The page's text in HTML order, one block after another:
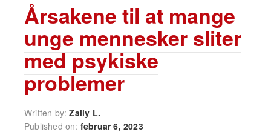
Årsakene til at mange
unge mennesker sliter
med psykiske
problemer
Written by:Zally L.
Published on: februar 6, 2023